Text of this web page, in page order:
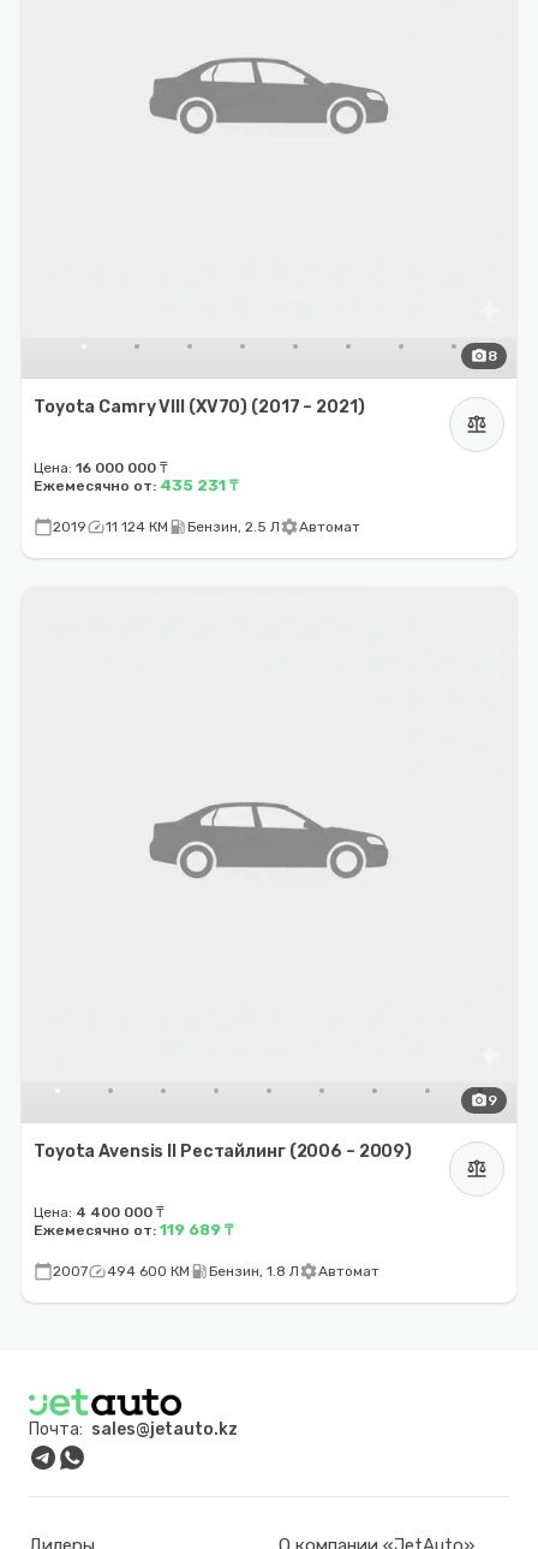
photo_camera8
Toyota Camry VIII (XV70) (2017 – 2021)
balance
Цена: 16 000 000 ₸
Ежемесячно от: 435 231 ₸
calendar_today2019speed11 124 КМ local_gas_stationБензин, 2.5 ЛsettingsАвтомат
photo_camera9
Toyota Avensis II Рестайлинг (2006 – 2009)
balance
Цена: 4 400 000 ₸
Ежемесячно от: 119 689 ₸
calendar_today2007speed494 600 КМ local_gas_stationБензин, 1.8 ЛsettingsАвтомат
Почта: sales@jetauto.kz